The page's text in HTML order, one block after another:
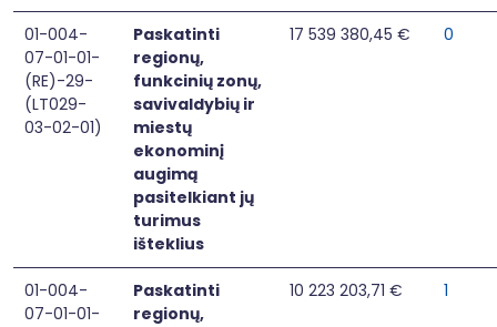
01-004-
07-01-01-
(RE)-29-
(LT029-
03-02-01)
Paskatinti
regionų,
funkcinių zonų,
savivaldybių ir
miestų
ekonominį
augimą
pasitelkiant jų
turimus
išteklius
17 539 380,45 € 0
01-004-
07-01-01-
Paskatinti
regionų,
10 223 203,71 € 1